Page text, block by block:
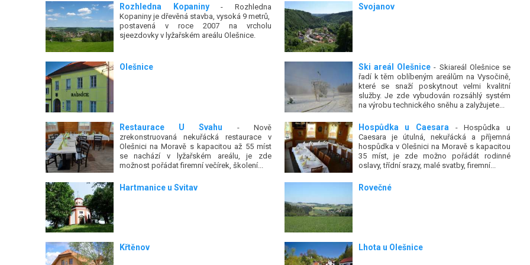
Svojanov
Rozhledna Kopaniny- Rozhledna
Kopaniny je dřevěná stavba, vysoká 9 metrů,
postavená v roce 2007 na vrcholu
sjeezdovky v lyžařském areálu Olešnice.
Ski areál Olešnice - Skiareál Olešnice se
řadí k těm oblíbeným areálům na Vysočině,
které se snaží poskytnout velmi kvalitní
služby. Je zde vybudován rozsáhlý systém
na výrobu technického sněhu a zalyžujete...
Olešnice
Hospůdka u Caesara - Hospůdka u
Caesara je útulná, nekuřácká a příjemná
hospůdka v Olešnici na Moravě s kapacitou
35 míst, je zde možno pořádát rodinné
oslavy, třídní srazy, malé svatby, firemní...
Restaurace U Svahu - Nově
zrekonstruovaná nekuřácká restaurace v
Olešnici na Moravě s kapacitou až 55 míst
se nachází v lyžařském areálu, je zde
možnost pořádat firemní večírek, školení...
Rovečné
Hartmanice u Svitav
Lhota u Olešnice
Křtěnov